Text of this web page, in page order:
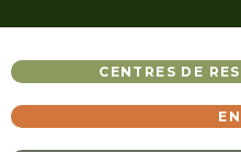
CENTRES DE
EN